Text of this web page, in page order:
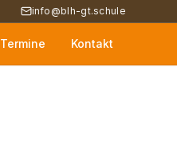
info@blh-gt.schule
Termine Kontakt